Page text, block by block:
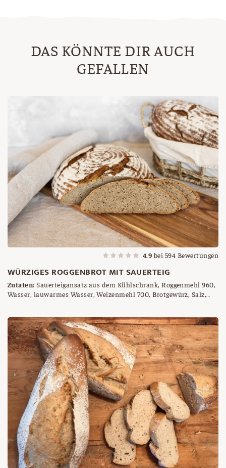
DAS KÖNNTE DIR AUCH
GEFALLEN
4.9 bei 594 Bewertungen
WÜRZIGES ROGGENBROT MIT SAUERTEIG
Zutaten: Sauerteigansatz aus dem Kühlschrank, Roggenmehl 960,
Wasser, lauwarmes Wasser, Weizenmehl 700, Brotgewürz, Salz,